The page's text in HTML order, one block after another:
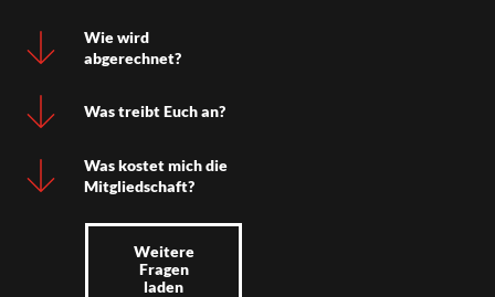
Wie wird
abgerechnet?
Was treibt Euch an?
Was kostet mich die
Mitgliedschaft?
Weitere
Fragen
laden